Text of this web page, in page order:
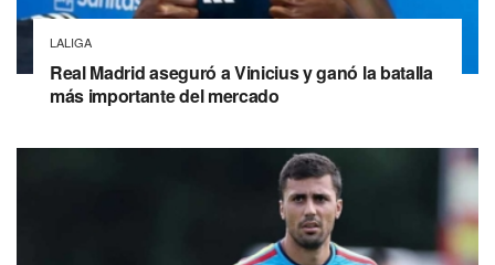
LALIGA
Real Madrid aseguró a Vinicius y ganó la batalla
más importante del mercado